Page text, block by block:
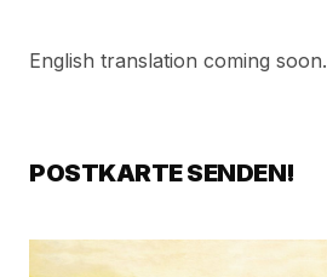
English translation coming soon.
POSTKARTE SENDEN!